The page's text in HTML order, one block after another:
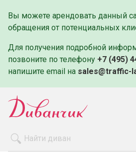
Вы можете арендовать данный
обращения от потенциальных
Для получения подробной
позвоните по телефону +7 (495)
напишите email на sales@traffic-